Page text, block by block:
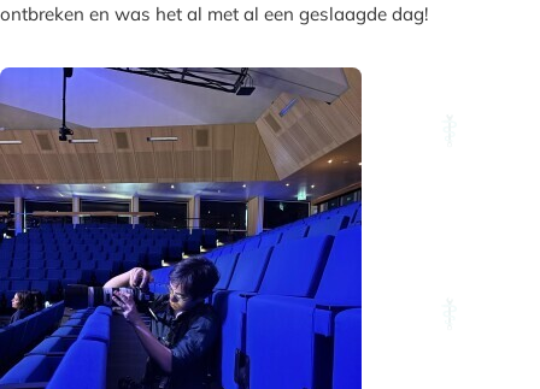
ontbreken en was het al met al een geslaagde dag!